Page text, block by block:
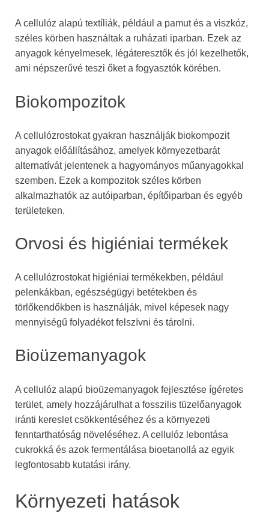
A cellulóz alapú textíliák, például a pamut és a viszkóz,
széles körben használtak a ruházati iparban. Ezek az
anyagok kényelmesek, légáteresztők és jól kezelhetők,
ami népszerűvé teszi őket a fogyasztók körében.
Biokompozitok
A cellulózrostokat gyakran használják biokompozit
anyagok előállításához, amelyek környezetbarát
alternatívát jelentenek a hagyományos műanyagokkal
szemben. Ezek a kompozitok széles körben
alkalmazhatók az autóiparban, építőiparban és egyéb
területeken.
Orvosi és higiéniai termékek
A cellulózrostokat higiéniai termékekben, például
pelenkákban, egészségügyi betétekben és
törlőkendőkben is használják, mivel képesek nagy
mennyiségű folyadékot felszívni és tárolni.
Bioüzemanyagok
A cellulóz alapú bioüzemanyagok fejlesztése ígéretes
terület, amely hozzájárulhat a fosszilis tüzelőanyagok
iránti kereslet csökkentéséhez és a környezeti
fenntarthatóság növeléséhez. A cellulóz lebontása
cukrokká és azok fermentálása bioetanollá az egyik
legfontosabb kutatási irány.
Környezeti hatások